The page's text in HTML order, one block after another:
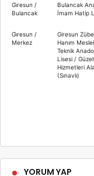
Gi̇resun /
Bulancak
Bulancak
İmam Hatip
Gi̇resun /
Merkez
Giresun
Hanım
Teknik
Lisesi /
Hizmetleri
(Sınavlı)
YORUM YAP